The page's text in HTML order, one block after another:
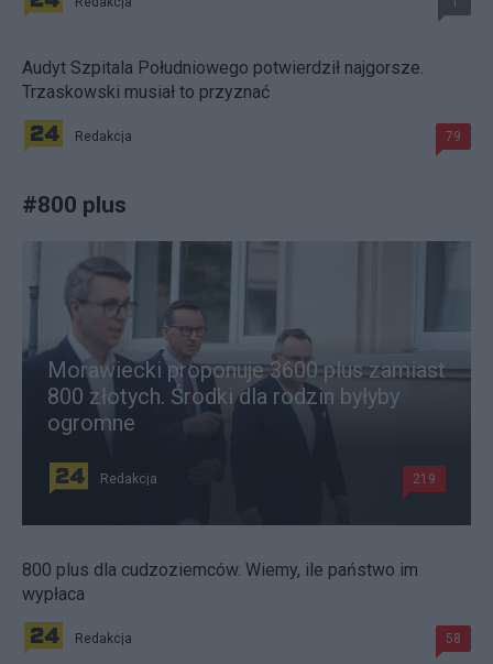
Audyt Szpitala Południowego potwierdził najgorsze.
Trzaskowski musiał to przyznać
Redakcja 79
#800 plus
Morawiecki proponuje 3600 plus zamiast
800 złotych. Środki dla rodzin byłyby
ogromne
Redakcja 219
800 plus dla cudzoziemców. Wiemy, ile państwo im
wypłaca
Redakcja 58